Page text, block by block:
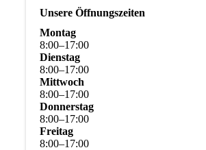
Unsere Öffnungszeiten
Montag
8:00–17:00
Dienstag
8:00–17:00
Mittwoch
8:00–17:00
Donnerstag
8:00–17:00
Freitag
8:00–17:00